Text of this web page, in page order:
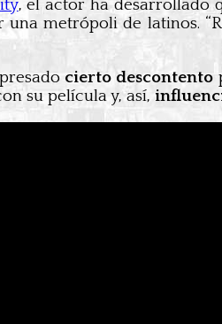
, el actor ha desarrollado
metrópoli de latinos.
cierto descontento
su película y, así,